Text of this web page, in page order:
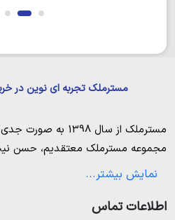
مسترملک تجربه ای نوین در
مسترملک
از سال 1398 به
مجموعه مسترملک معتقدیم، حسن
عامل پیروزی و موفقیت در حوزه
مشتریانمان به ارمغان بیاوریم.
نمایش بیشتر...
اطلاعات تماس